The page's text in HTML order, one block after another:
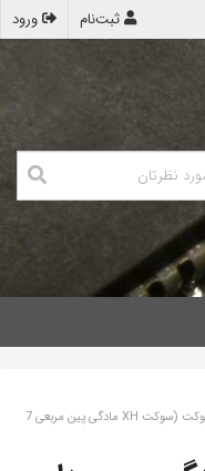
ورود ثبت‌نام
کانکتور XH-7PIN مادگی سیم دار پین مربعی دو سر سوکت (سوکت XH مادگی پین مربعی 7